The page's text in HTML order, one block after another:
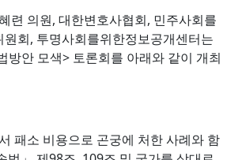
련 의원, 대한변호사협회, 민주사회를
회, 투명사회를위한정보공개센터는
안 모색> 토론회를 아래와 같이 개최
패소 비용으로 곤궁에 처한 사례와 함